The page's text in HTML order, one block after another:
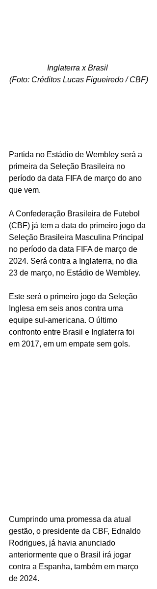
Inglaterra x Brasil
(Foto: Créditos Lucas Figueiredo / CBF)
Partida no Estádio de Wembley será a
primeira da Seleção Brasileira no
período da data FIFA de março do ano
que vem.
A Confederação Brasileira de Futebol
(CBF) já tem a data do primeiro jogo da
Seleção Brasileira Masculina Principal
no período da data FIFA de março de
2024. Será contra a Inglaterra, no dia
23 de março, no Estádio de Wembley.
Este será o primeiro jogo da Seleção
Inglesa em seis anos contra uma
equipe sul-americana. O último
confronto entre Brasil e Inglaterra foi
em 2017, em um empate sem gols.
Cumprindo uma promessa da atual
gestão, o presidente da CBF, Ednaldo
Rodrigues, já havia anunciado
anteriormente que o Brasil irá jogar
contra a Espanha, também em março
de 2024.